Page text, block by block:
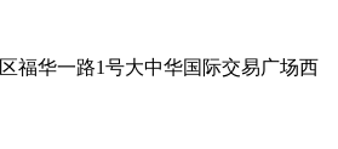
福华一路1号大中华国际交易广场西